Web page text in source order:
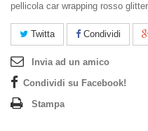
pellicola car wrapping rosso
Twitta Condividi
Invia ad un amico
Condividi su Facebook!
Stampa